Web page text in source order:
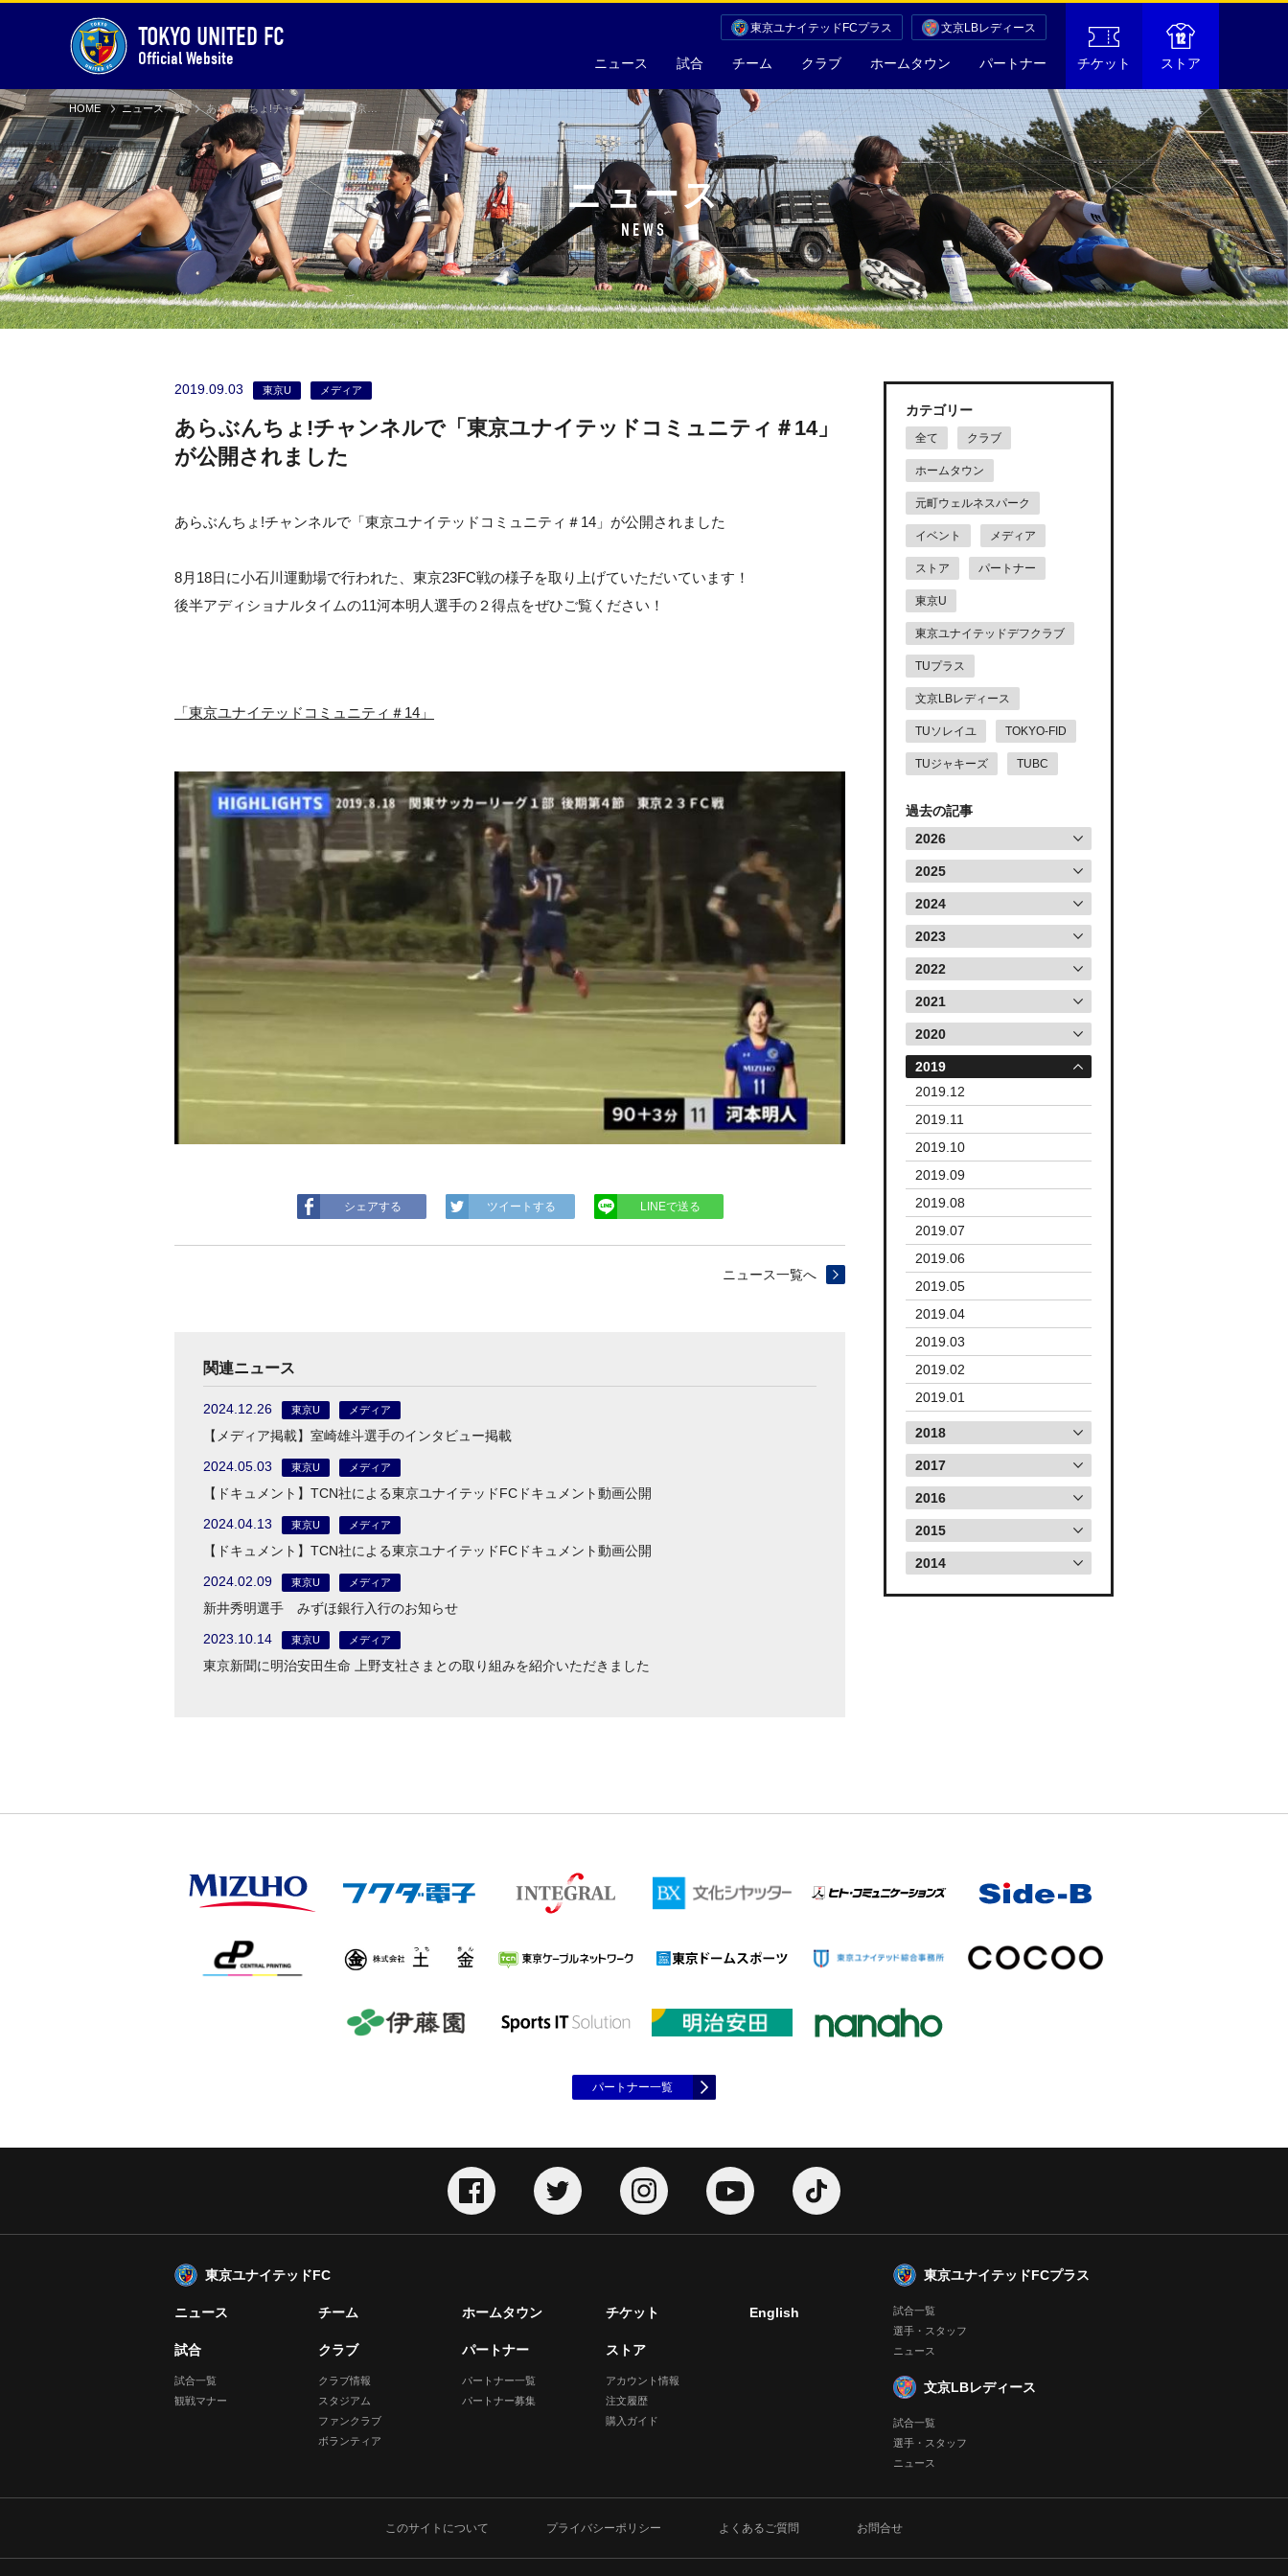
TOKYO UNITED FC
Official Website ニュース 試合 チーム クラブ ホームタウン パートナー チケット ストア
東京ユナイテッドFCプラス 文京LBレディース
HOME ニュース一覧 あらぶんちょ!チャンネルで「東京ユナイテッドコミュニティ＃14」が公開されました
ニュース
NEWS
2019.09.03 東京U メディア
あらぶんちょ!チャンネルで「東京ユナイテッドコミュニティ＃14」
が公開されました
あらぶんちょ!チャンネルで「東京ユナイテッドコミュニティ＃14」が公開されました
8月18日に小石川運動場で行われた、東京23FC戦の様子を取り上げていただいています！
後半アディショナルタイムの11河本明人選手の２得点をぜひご覧ください！
「東京ユナイテッドコミュニティ＃14」
シェアする ツイートする LINEで送る
ニュース一覧へ
関連ニュース
2024.12.26 東京U メディア
【メディア掲載】室崎雄斗選手のインタビュー掲載
2024.05.03
東京U メディア
【ドキュメント】TCN社による東京ユナイテッドFCドキュメント動画公開
2024.04.13
東京U メディア
【ドキュメント】TCN社による東京ユナイテッドFCドキュメント動画公開
2024.02.09
東京U メディア
新井秀明選手 みずほ銀行入行のお知らせ
2023.10.14
東京U メディア
東京新聞に明治安田生命 上野支社さまとの取り組みを紹介いただきました
カテゴリー
全て クラブ
ホームタウン
元町ウェルネスパーク
イベント メディア
ストア パートナー
東京U
東京ユナイテッドデフクラブ
TUプラス
文京LBレディース
TUソレイユ TOKYO-FID
TUジャキーズ TUBC
過去の記事
2026
2025
2024
2023
2022
2021
2020
2019
2019.12
2019.11
2019.10
2019.09
2019.08
2019.07
2019.06
2019.05
2019.04
2019.03
2019.02
2019.01
2018
2017
2016
2015
2014
パートナー一覧
東京ユナイテッドFC
ニュース
試合
試合一覧
観戦マナー
チーム
クラブ
クラブ情報
スタジアム
ファンクラブ
ボランティア
ホームタウン
パートナー
パートナー一覧
パートナー募集
チケット
ストア
アカウント情報
注文履歴
購入ガイド
English
東京ユナイテッドFCプラス
試合一覧
選手・スタッフ
ニュース
文京LBレディース
試合一覧
選手・スタッフ
ニュース
このサイトについて プライバシーポリシー よくあるご質問 お問合せ